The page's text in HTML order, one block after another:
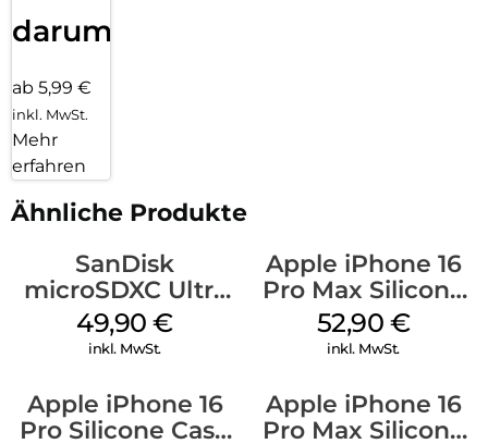
darum!
ab 5,99 €
inkl. MwSt.
Mehr
erfahren
Ähnliche Produkte
SanDisk
microSDXC Ultra
128 GB + Adapter
Mobile
49,90€
inkl. MwSt.
Apple iPhone 16
Pro Max Silicone
Case MagSafe
Ultramarine
52,90 €
inkl. MwSt.
Apple iPhone 16
Pro Silicone Case
Apple iPhone 16
Pro Max Silicone